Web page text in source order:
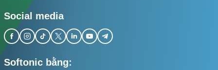
Social media
Softonic bằng: